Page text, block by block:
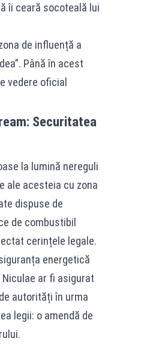
îi ceară socoteală lui
de influență a
Până în acest
vedere oficial
Securitatea
la lumină nereguli
ale acesteia cu zona
dispuse de
de combustibil
cerințele legale.
energetică
ar fi asigurat
autorități în urma
legii: o amendă de